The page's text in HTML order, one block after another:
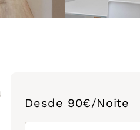
Desde 90€/Noite